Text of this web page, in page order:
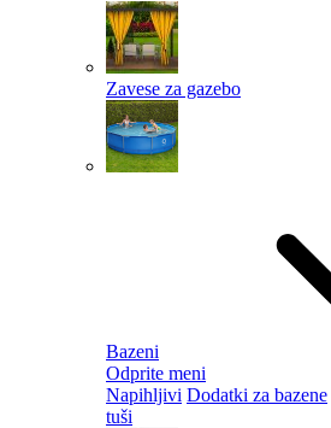
Zavese za gazebo
Bazeni
Odprite meni
Napihljivi Dodatki za bazene
tuši